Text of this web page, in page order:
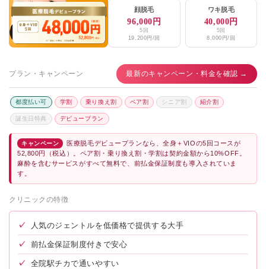
所沢日吉町皮フ科 ★3.8 / 5（16件）
エミナルクリニックメンズ立川院
湘南美容クリニック所沢院 ★4.2 / 5（362件）
メンズリゼ立川院 ★4.3 / 5（108件）
ヒカリ歯科クリニック
わかさクリニック ★2.4 / 5（270件）
上新井くろかわクリニック ★3.2 / 5（63件）
おうえんポリクリニック ★2.9 / 5（43件）
スマイル・まやクリニック
おおたメディカルエステ
岸内科クリニック美容皮膚科 ★4.8 / 5（32件）
顔脱毛
96,000円
5回
19,200円/回
ワキ脱毛
40,000円
5回
8,000円/回
プラン・キャンペーン 最新のキャンペーン・料金を確認 →
都度払い可 学割 乗り換え割 ペア割 シニア割 紹介割
誕生日特典 デビュープラン
キャンペーン
医療脱毛デビュープランなら、全身＋VIOの5回コースが
52,800円（税込）。ペア割・乗り換え割・学割は契約金額から10%OFF。
麻酔を含むサービスがすべて無料で、前払金保証制度も導入されていま
す。
クリニックの特徴
✓ 人気のジェントルを低価格で提供する大手
✓ 前払金保証制度付きで安心
✓ 全院駅チカで通いやすい